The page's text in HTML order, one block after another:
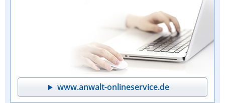
www.anwalt-onlineservice.de